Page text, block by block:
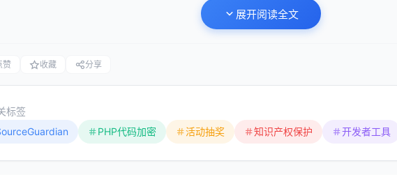
：上传PHP文件，系统自动加密并返回
定义许可证生成：为您的客户创建授权文件
术咨询服务：获取代码保护最佳实践指导
指南：使用SourceGuardian加密PHP项目
展开阅读全文
赞 收藏 分享
标签
PHP代码加密 活动抽奖 知识产权保护 开发者工具